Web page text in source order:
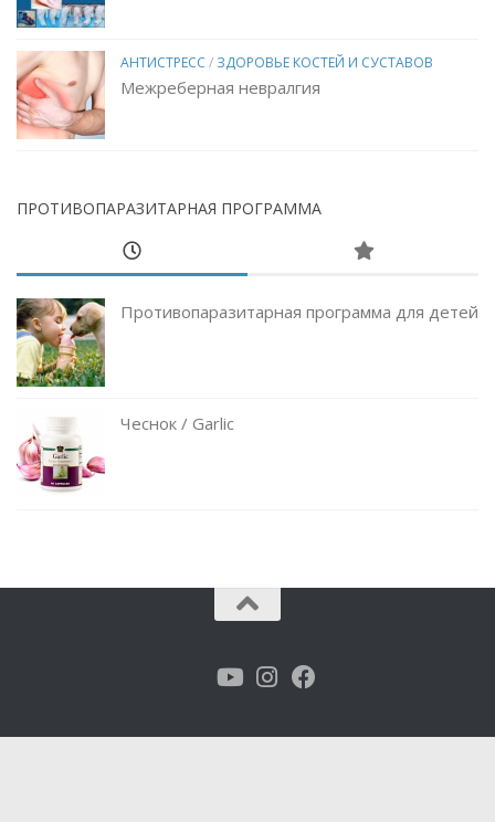
АНТИСТРЕСС / ЗДОРОВЬЕ КОСТЕЙ И СУСТАВОВ
Межреберная невралгия
ПРОТИВОПАРАЗИТАРНАЯ ПРОГРАММА
Противопаразитарная программа для детей
Чеснок / Garlic